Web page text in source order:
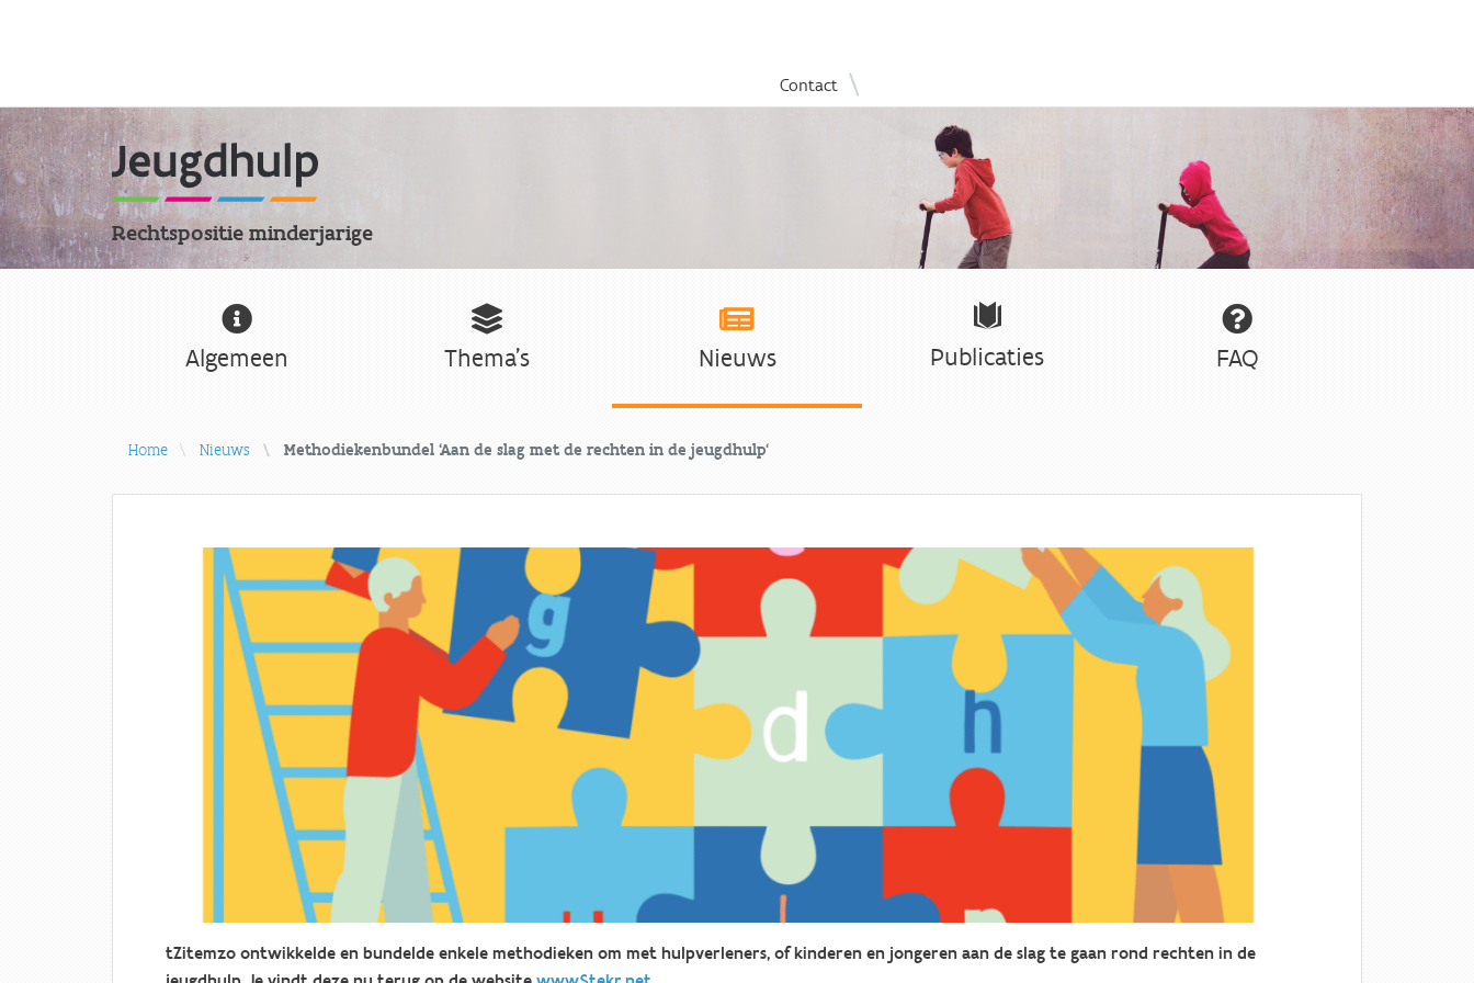
Contact |
Rechtspositie minderjarige
Algemeen Thema's Nieuws Publicaties FAQ
Home Nieuws Methodiekenbundel 'Aan de slag met de rechten in de jeugdhulp'
tZitemzo ontwikkelde en bundelde enkele methodieken om met hulpverleners, of kinderen en jongeren aan de slag te gaan rond rechten in de